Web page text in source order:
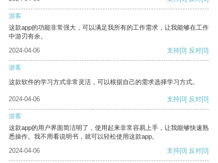
游客
这款app的功能非常强大，可以满足我所有的工作需求，让我能够在工作
中游刃有余。
2024-04-06
支持[0] 反对[0]
游客
这款软件的学习方式非常灵活，可以根据自己的需求选择学习方式。
2024-04-06 支持[0] 反对[0]
游客
这款app的用户界面简洁明了，使用起来非常容易上手，让我能够快速熟
悉操作。我不用看说明书，就可以轻松使用这款app。
2024-04-06
支持[0] 反对[0]